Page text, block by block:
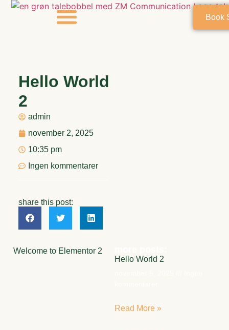
Book
Hello World
2
admin
november 2, 2025
10:35 pm
Ingen kommentarer
share this post:
Welcome to Elementor 2
Hello World 2
Read More »